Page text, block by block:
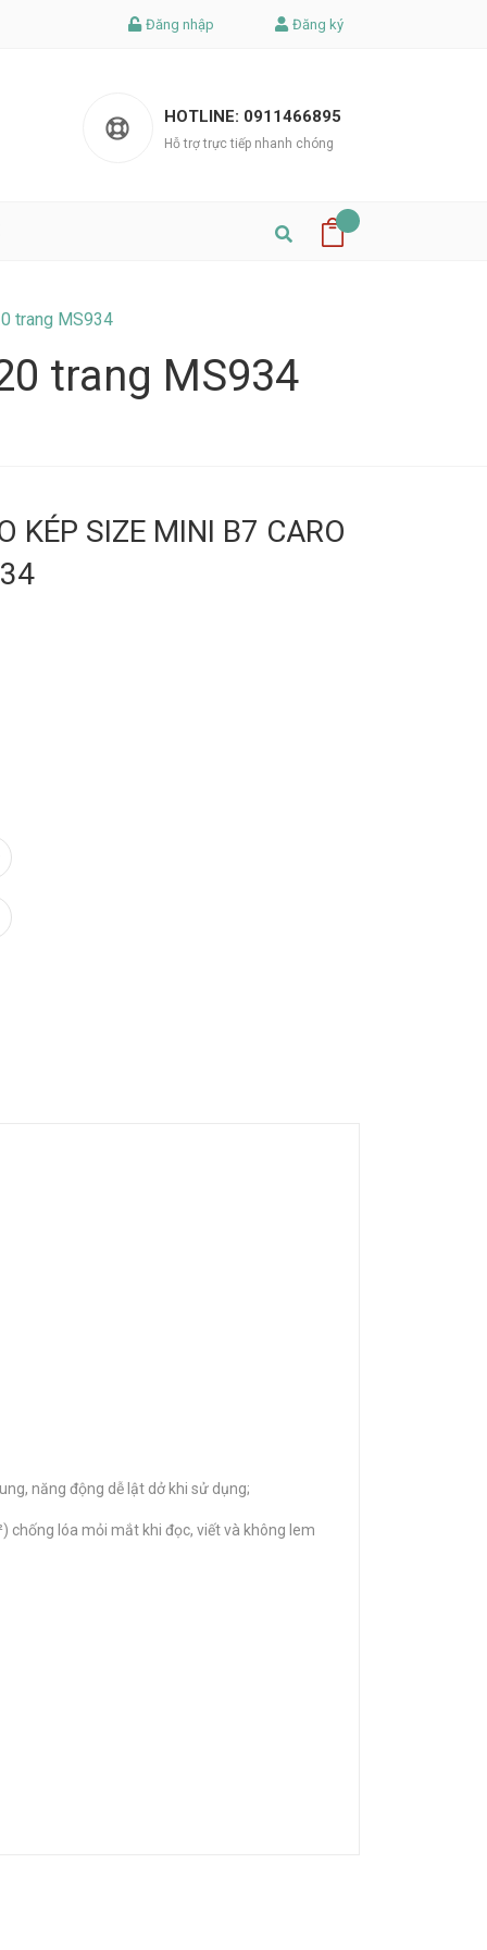
Đăng nhập Đăng ký
HOTLINE: 0911466895
Hỗ trợ trực tiếp nhanh chóng
trang MS934
trang MS934
KÉP SIZE MINI B7 CARO
năng động dễ lật dở khi sử dụng;
chống lóa mỏi mắt khi đọc, viết và không lem